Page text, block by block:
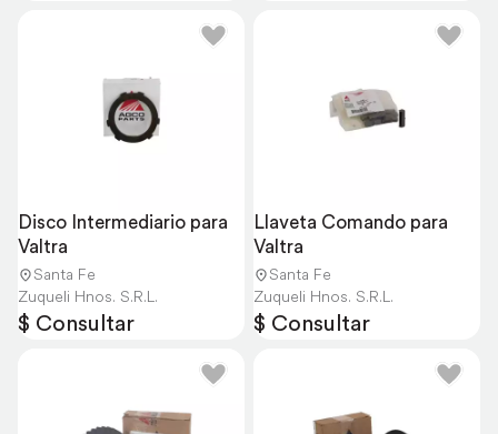
Disco Intermediario para
Valtra
Santa Fe
Zuqueli Hnos. S.R.L.
$ Consultar
Llaveta Comando para
Valtra
Santa Fe
Zuqueli Hnos. S.R.L.
$ Consultar